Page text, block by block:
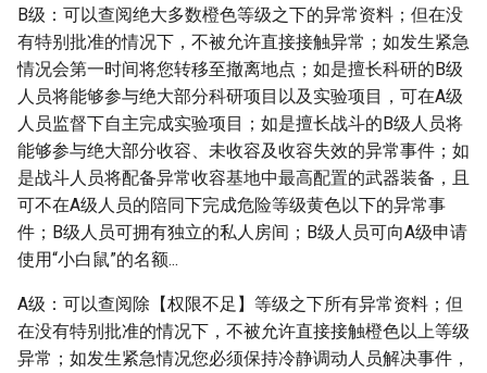
B级：可以查阅绝大多数橙色等级之下的异常资料；但在没
有特别批准的情况下，不被允许直接接触异常；如发生紧急
情况会第一时间将您转移至撤离地点；如是擅长科研的B级
人员将能够参与绝大部分科研项目以及实验项目，可在A级
人员监督下自主完成实验项目；如是擅长战斗的B级人员将
能够参与绝大部分收容、未收容及收容失效的异常事件；如
是战斗人员将配备异常收容基地中最高配置的武器装备，且
可不在A级人员的陪同下完成危险等级黄色以下的异常事
件；B级人员可拥有独立的私人房间；B级人员可向A级申请
使用“小白鼠”的名额...
A级：可以查阅除【权限不足】等级之下所有异常资料；但
在没有特别批准的情况下，不被允许直接接触橙色以上等级
异常；如发生紧急情况您必须保持冷静调动人员解决事件，